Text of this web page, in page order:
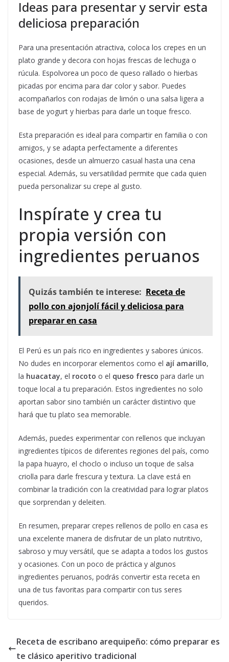
Ideas para presentar y servir esta
deliciosa preparación
Para una presentación atractiva, coloca los crepes en un
plato grande y decora con hojas frescas de lechuga o
rúcula. Espolvorea un poco de queso rallado o hierbas
picadas por encima para dar color y sabor. Puedes
acompañarlos con rodajas de limón o una salsa ligera a
base de yogurt y hierbas para darle un toque fresco.
Esta preparación es ideal para compartir en familia o con
amigos, y se adapta perfectamente a diferentes
ocasiones, desde un almuerzo casual hasta una cena
especial. Además, su versatilidad permite que cada quien
pueda personalizar su crepe al gusto.
Inspírate y crea tu
propia versión con
ingredientes peruanos
Quizás también te interese: Receta de
pollo con ajonjolí fácil y deliciosa para
preparar en casa
El Perú es un país rico en ingredientes y sabores únicos.
No dudes en incorporar elementos como el ají amarillo,
la huacatay, el rocoto o el queso fresco para darle un
toque local a tu preparación. Estos ingredientes no solo
aportan sabor sino también un carácter distintivo que
hará que tu plato sea memorable.
Además, puedes experimentar con rellenos que incluyan
ingredientes típicos de diferentes regiones del país, como
la papa huayro, el choclo o incluso un toque de salsa
criolla para darle frescura y textura. La clave está en
combinar la tradición con la creatividad para lograr platos
que sorprendan y deleiten.
En resumen, preparar crepes rellenos de pollo en casa es
una excelente manera de disfrutar de un plato nutritivo,
sabroso y muy versátil, que se adapta a todos los gustos
y ocasiones. Con un poco de práctica y algunos
ingredientes peruanos, podrás convertir esta receta en
una de tus favoritas para compartir con tus seres
queridos.
Receta de escribano arequipeño: cómo preparar es
te clásico aperitivo tradicional